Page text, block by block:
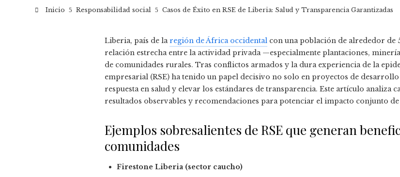
Inicio Responsabilidad social Casos de Éxito en RSE de Liberia: Salud y Transparencia Garantizadas
Liberia, país de laregión de África occidental con una población de alrededor de
relación estrecha entre la actividad privada —especialmente plantaciones,
de comunidades rurales. Tras conflictos armados y la dura experiencia de la
empresarial (RSE) ha tenido un papel decisivo no solo en proyectos de
respuesta en salud y elevar los estándares de transparencia. Este artículo analiza
resultados observables y recomendaciones para potenciar el impacto conjunto
Ejemplos sobresalientes de RSE que generan
comunidades
Firestone Liberia (sector caucho)